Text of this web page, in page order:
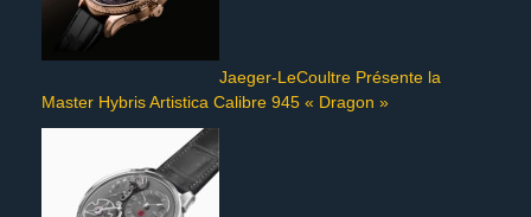
Jaeger-LeCoultre Présente la
Master Hybris Artistica Calibre 945 « Dragon »